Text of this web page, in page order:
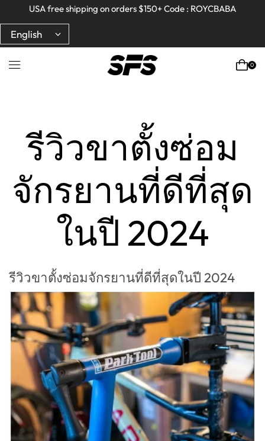
Full refund on any products!
USA free shipping on orders $150+ Code : ROYCBABA
Full refund on any products!
USA free shipping on orders $150+ Code : ROYCBABA
0
รีวิวขาตั้งซ่อม
จักรยานที่ดีที่สุด
ในปี 2024
รีวิวขาตั้งซ่อมจักรยานที่ดีที่สุดในปี 2024